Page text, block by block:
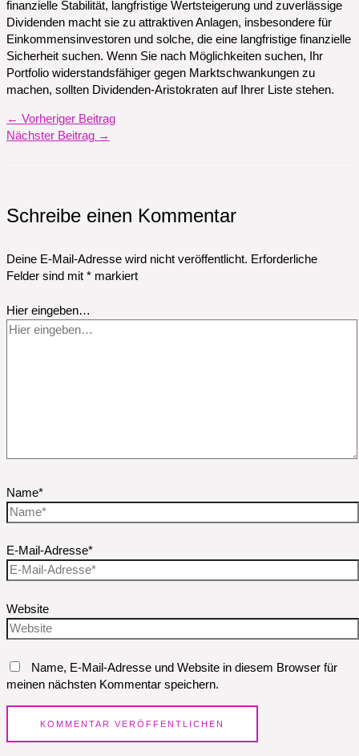
finanzielle Stabilität, langfristige Wertsteigerung und zuverlässige
Dividenden macht sie zu attraktiven Anlagen, insbesondere für
Einkommensinvestoren und solche, die eine langfristige finanzielle
Sicherheit suchen. Wenn Sie nach Möglichkeiten suchen, Ihr
Portfolio widerstandsfähiger gegen Marktschwankungen zu
machen, sollten Dividenden-Aristokraten auf Ihrer Liste stehen.
← Vorheriger Beitrag
Nächster Beitrag →
Schreibe einen Kommentar
Deine E-Mail-Adresse wird nicht veröffentlicht. Erforderliche
Felder sind mit * markiert
Hier eingeben…
Name*
E-Mail-Adresse*
Website
Name, E-Mail-Adresse und Website in diesem Browser für
meinen nächsten Kommentar speichern.